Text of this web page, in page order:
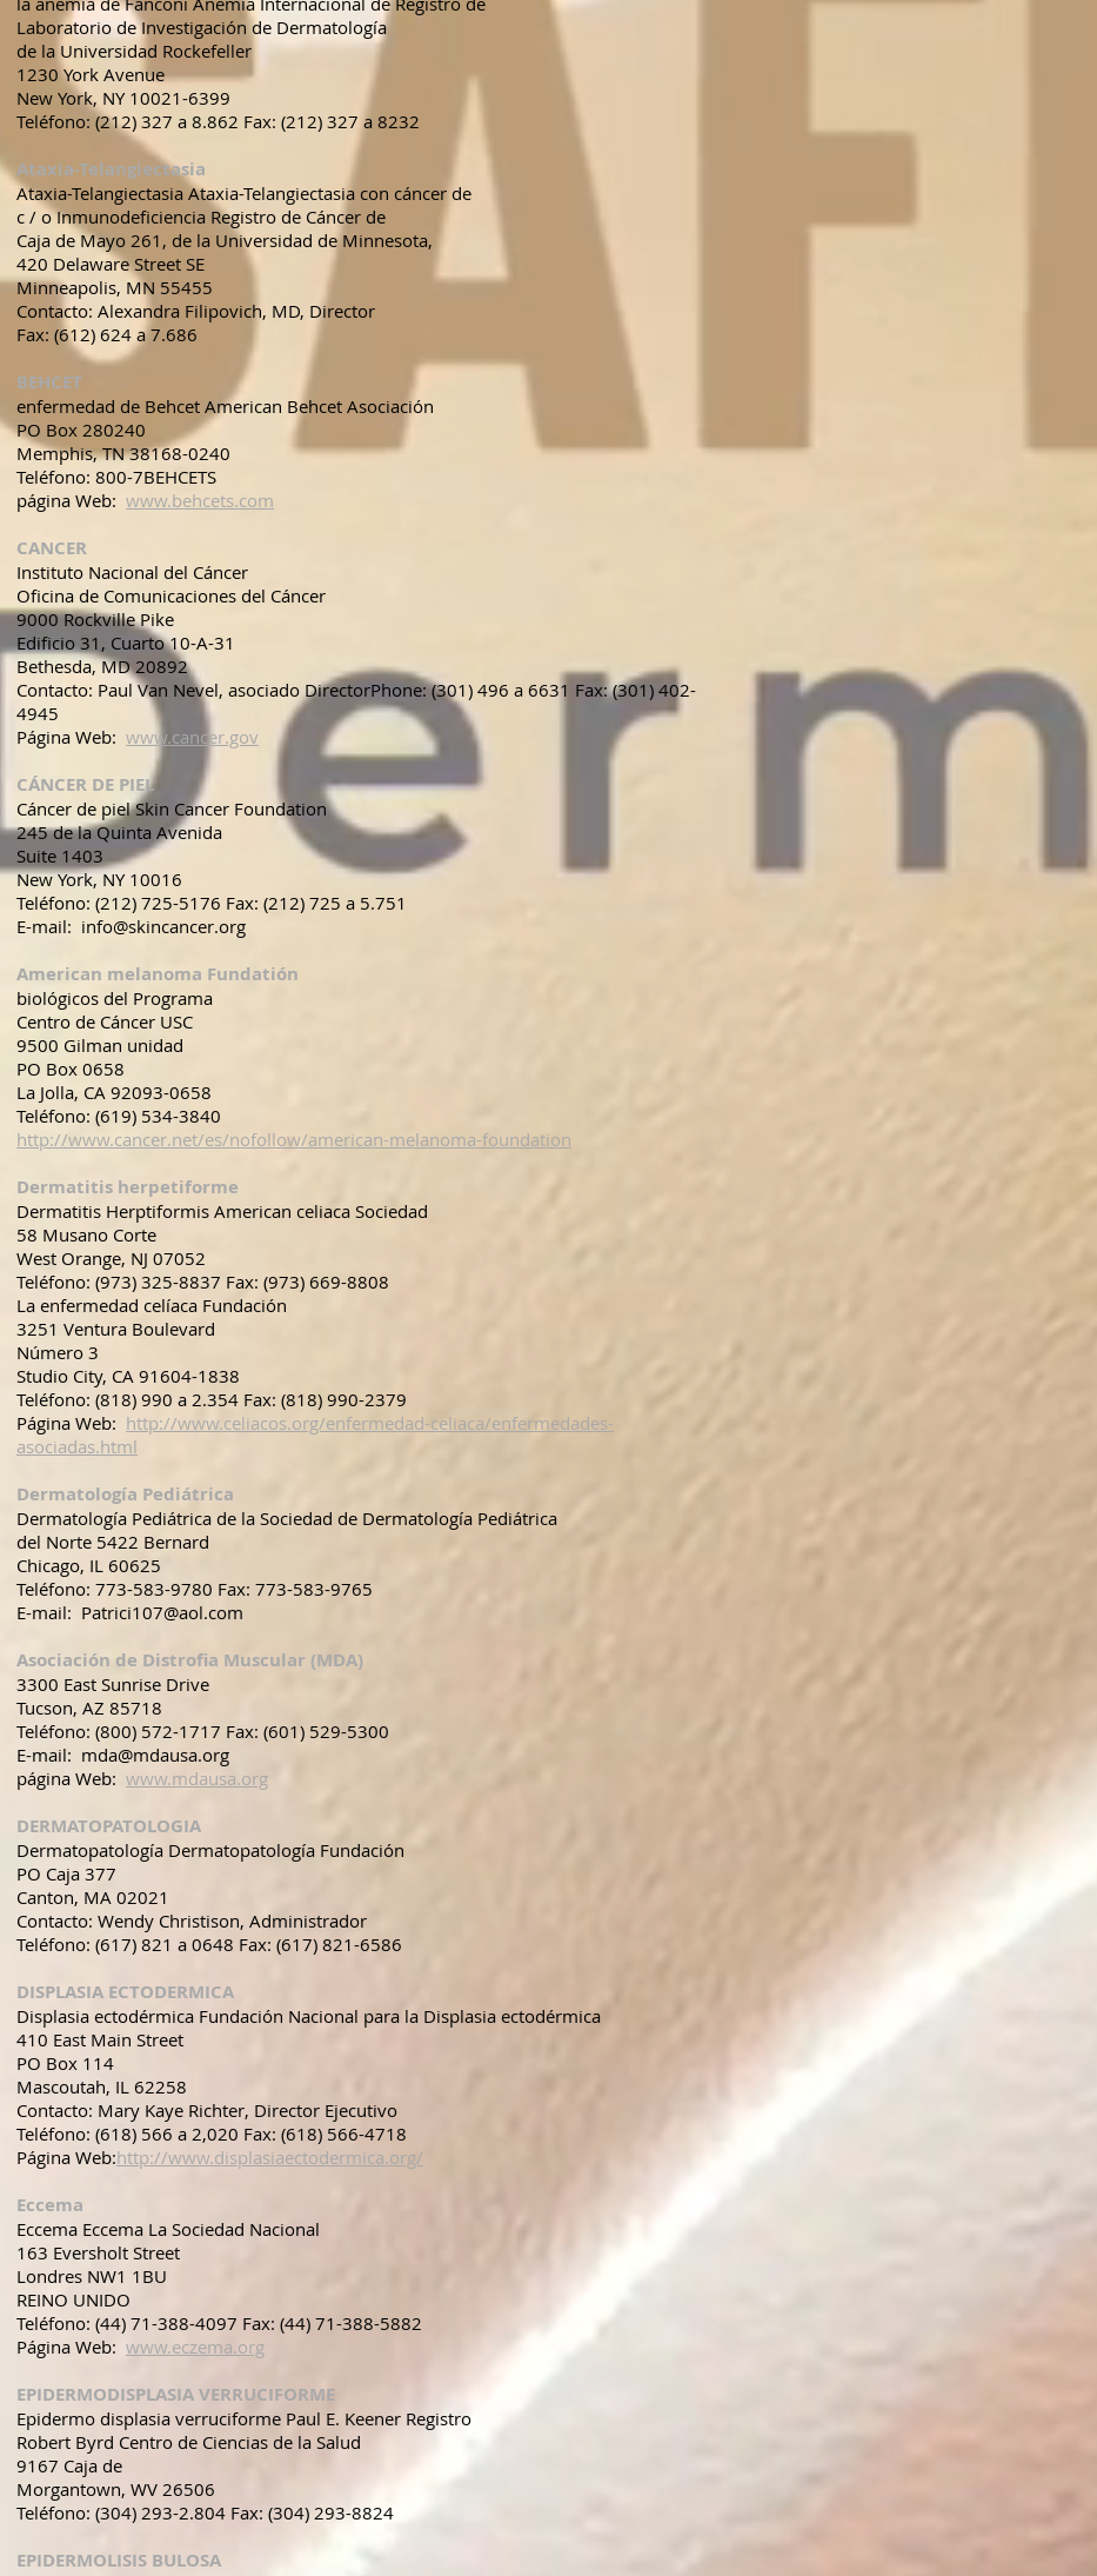
Laboratorio de Investigación de Dermatología
de la Universidad Rockefeller
1230 York Avenue
New York, NY 10021-6399
Teléfono: (212) 327 a 8.862 Fax: (212) 327 a 8232
Ataxia-Telangiectasia
Ataxia-Telangiectasia Ataxia-Telangiectasia con cáncer de
c / o Inmunodeficiencia Registro de Cáncer de
Caja de Mayo 261, de la Universidad de Minnesota,
420 Delaware Street SE
Minneapolis, MN 55455
Contacto: Alexandra Filipovich, MD, Director
Fax: (612) 624 a 7.686
BEHCET
enfermedad de Behcet American Behcet Asociación
PO Box 280240
Memphis, TN 38168-0240
Teléfono: 800-7BEHCETS
página Web: www.behcets.com
CANCER
Instituto Nacional del Cáncer
Oficina de Comunicaciones del Cáncer
9000 Rockville Pike
Edificio 31, Cuarto 10-A-31
Bethesda, MD 20892
Contacto: Paul Van Nevel, asociado DirectorPhone: (301) 496 a 6631 Fax: (301) 402-
4945
Página Web: www.cancer.gov
CÁNCER DE PIEL
Cáncer de piel Skin Cancer Foundation
245 de la Quinta Avenida
Suite 1403
New York, NY 10016
Teléfono: (212) 725-5176 Fax: (212) 725 a 5.751
E-mail: info@skincancer.org
American melanoma Fundatión
biológicos del Programa
Centro de Cáncer USC
9500 Gilman unidad
PO Box 0658
La Jolla, CA 92093-0658
Teléfono: (619) 534-3840
http://www.cancer.net/es/nofollow/american-melanoma-foundation
Dermatitis herpetiforme
Dermatitis Herptiformis American celiaca Sociedad
58 Musano Corte
West Orange, NJ 07052
Teléfono: (973) 325-8837 Fax: (973) 669-8808
La enfermedad celíaca Fundación
3251 Ventura Boulevard
Número 3
Studio City, CA 91604-1838
Teléfono: (818) 990 a 2.354 Fax: (818) 990-2379
Página Web: http://www.celiacos.org/enfermedad-celiaca/enfermedades-
asociadas.html
Dermatología Pediátrica
Dermatología Pediátrica de la Sociedad de Dermatología Pediátrica
del Norte 5422 Bernard
Chicago, IL 60625
Teléfono: 773-583-9780 Fax: 773-583-9765
E-mail: Patrici107@aol.com
Asociación de Distrofia Muscular (MDA)
3300 East Sunrise Drive
Tucson, AZ 85718
Teléfono: (800) 572-1717 Fax: (601) 529-5300
E-mail: mda@mdausa.org
página Web: www.mdausa.org
DERMATOPATOLOGIA
Dermatopatología Dermatopatología Fundación
PO Caja 377
Canton, MA 02021
Contacto: Wendy Christison, Administrador
Teléfono: (617) 821 a 0648 Fax: (617) 821-6586
DISPLASIA ECTODERMICA
Displasia ectodérmica Fundación Nacional para la Displasia ectodérmica
410 East Main Street
PO Box 114
Mascoutah, IL 62258
Contacto: Mary Kaye Richter, Director Ejecutivo
Teléfono: (618) 566 a 2,020 Fax: (618) 566-4718
Página Web:http://www.displasiaectodermica.org/
Eccema
Eccema Eccema La Sociedad Nacional
163 Eversholt Street
Londres NW1 1BU
REINO UNIDO
Teléfono: (44) 71-388-4097 Fax: (44) 71-388-5882
Página Web: www.eczema.org
EPIDERMODISPLASIA VERRUCIFORME
Epidermo displasia verruciforme Paul E. Keener Registro
Robert Byrd Centro de Ciencias de la Salud
9167 Caja de
Morgantown, WV 26506
Teléfono: (304) 293-2.804 Fax: (304) 293-8824
EPIDERMOLISIS BULOSA